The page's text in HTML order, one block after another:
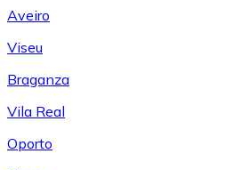
Aveiro
Viseu
Braganza
Vila Real
Oporto